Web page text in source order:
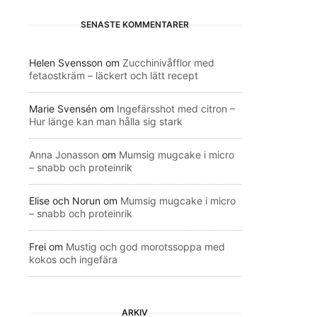
SENASTE KOMMENTARER
Helen Svensson om Zucchinivåfflor med
fetaostkräm – läckert och lätt recept
Marie Svensén om Ingefärsshot med citron –
Hur länge kan man hålla sig stark
Anna Jonasson om Mumsig mugcake i micro
– snabb och proteinrik
Elise och Norun om Mumsig mugcake i micro
– snabb och proteinrik
Frei om Mustig och god morotssoppa med
kokos och ingefära
ARKIV